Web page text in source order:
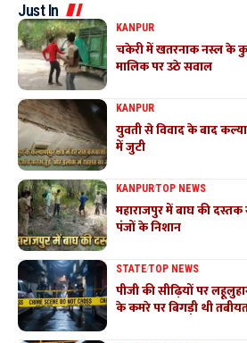
Just In
KANPUR
चकेरी में खतरनाक नस्ल के
मालिक पर उठे सवाल
KANPUR
युवती से विवाद के बाद
में जुटी
KANPURTOP NEWS
महाराजपुर में बाघ की
पंजों के निशान
STATETOP NEWS
पीजी की सीढ़ियों पर
के कमरे पर बिगड़ी थी